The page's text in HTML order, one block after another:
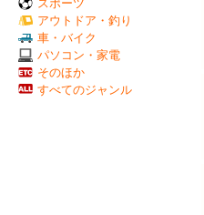
スポーツ
アウトドア・釣り
車・バイク
パソコン・家電
そのほか
すべてのジャンル